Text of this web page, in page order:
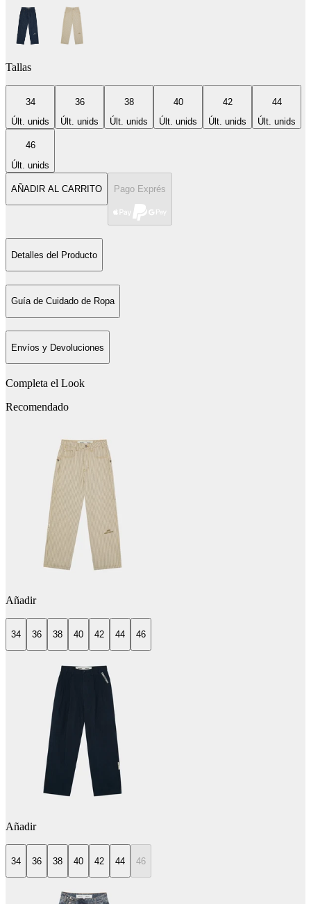
Tallas
34
Últ. unids
36
Últ. unids
38
Últ. unids
40
Últ. unids
42
Últ. unids
44
Últ. unids
46
Últ. unids
AÑADIR AL CARRITO Pago Exprés
Detalles del Producto
Guía de Cuidado de Ropa
Envíos y Devoluciones
Completa el Look
Recomendado
Añadir
34 36 38 40 42 44 46
Añadir
34 36 38 40 42 44 46